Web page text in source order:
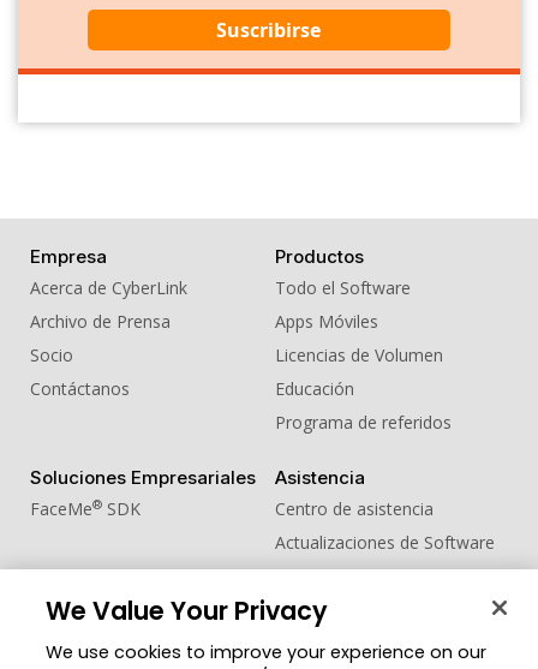
Suscribirse
Empresa
Acerca de CyberLink
Archivo de Prensa
Socio
Contáctanos
Productos
Todo el Software
Apps Móviles
Licencias de Volumen
Educación
Programa de referidos
Soluciones Empresariales
FaceMe® SDK
Asistencia
Centro de asistencia
Actualizaciones de Software
Centro de Aprendizaje
Zona de Miembros
Cambiar región
We Value Your Privacy
We use cookies to improve your experience on our